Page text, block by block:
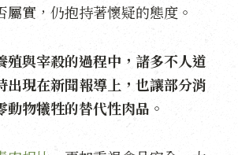
屬實，仍抱持著懷疑的態度。
殖與宰殺的過程中，諸多不人道
出現在新聞報導上，也讓部分消
動物犧牲的替代性肉品 。